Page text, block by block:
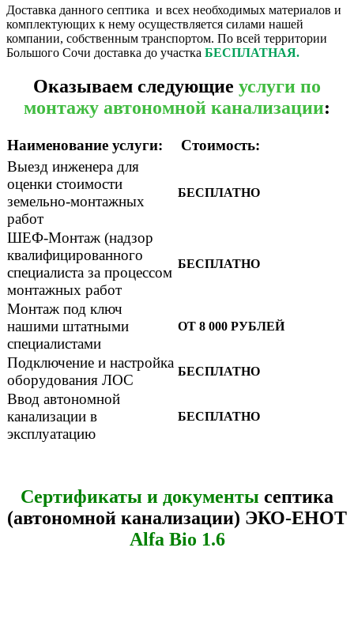
Доставка данного септика и всех необходимых материалов и
комплектующих к нему осуществляется силами нашей
компании, собственным транспортом. По всей территории
Большого Сочи доставка до участка БЕСПЛАТНАЯ.
Оказываем следующие услуги по
монтажу автономной канализации:
Наименование услуги:
Стоимость:
Выезд инженера для
оценки стоимости
земельно-монтажных
работ
БЕСПЛАТНО
ШЕФ-Монтаж (надзор
квалифицированного
специалиста за процессом
монтажных работ
БЕСПЛАТНО
Монтаж под ключ
нашими штатными
специалистами
ОТ 8 000 РУБЛЕЙ
Подключение и настройка
оборудования ЛОС
БЕСПЛАТНО
Ввод автономной
канализации в
эксплуатацию
БЕСПЛАТНО
Сертификаты и документы септика
(автономной канализации) ЭКО-ЕНОТ
Alfa Bio 1.6